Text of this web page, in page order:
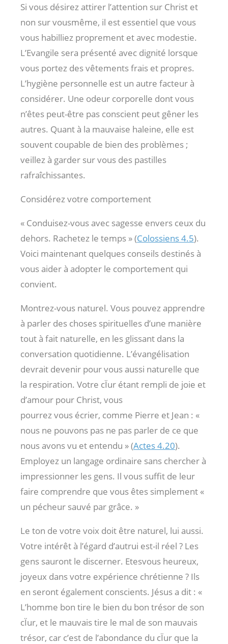
Si vous désirez attirer l’attention sur Christ et
non sur vousmême, il est essentiel que vous
vous habilliez proprement et avec modestie.
L’Evangile sera présenté avec dignité lorsque
vous portez des vêtements frais et propres.
L’hygiène personnelle est un autre facteur à
considérer. Une odeur corporelle dont vous
n’êtes peut-être pas conscient peut gêner les
autres. Quant à la mauvaise haleine, elle est
souvent coupable de bien des problèmes ;
veillez à garder sur vous des pastilles
rafraîchissantes.
Considérez votre comportement
« Conduisez-vous avec sagesse envers ceux du
dehors. Rachetez le temps » (Colossiens 4.5).
Voici maintenant quelques conseils destinés à
vous aider à adopter le comportement qui
convient.
Montrez-vous naturel. Vous pouvez apprendre
à parler des choses spirituelles d’une manière
tout à fait naturelle, en les glissant dans la
conversation quotidienne. L’évangélisation
devrait devenir pour vous aussi naturelle que
la respiration. Votre cÏur étant rempli de joie et
d’amour pour Christ, vous
pourrez vous écrier, comme Pierre et Jean : «
nous ne pouvons pas ne pas parler de ce que
nous avons vu et entendu » (Actes 4.20).
Employez un langage ordinaire sans chercher à
impressionner les gens. Il vous suffit de leur
faire comprendre que vous êtes simplement «
un pécheur sauvé par grâce. »
Le ton de votre voix doit être naturel, lui aussi.
Votre intérêt à l’égard d’autrui est-il réel ? Les
gens sauront le discerner. Etesvous heureux,
joyeux dans votre expérience chrétienne ? Ils
en seront également conscients. Jésus a dit : «
L’homme bon tire le bien du bon trésor de son
cÏur, et le mauvais tire le mal de son mauvais
trésor, car c’est de l’abondance du cÏur que la